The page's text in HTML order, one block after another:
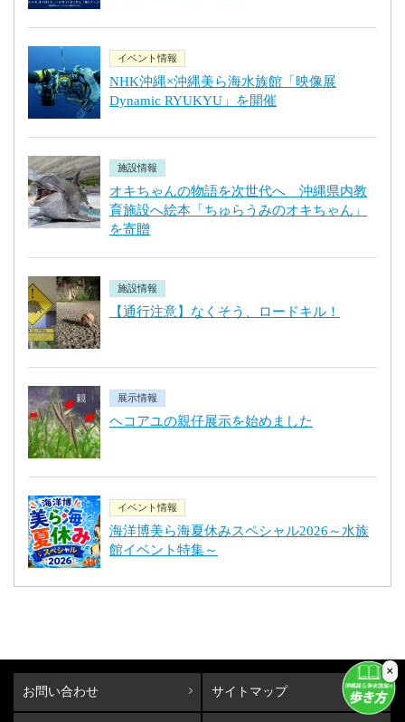
イベント情報
NHK沖縄×沖縄美ら海水族館「映像展
Dynamic RYUKYU」を開催
施設情報
オキちゃんの物語を次世代へ 沖縄県内教
育施設へ絵本「ちゅらうみのオキちゃん」
を寄贈
施設情報
【通行注意】なくそう、ロードキル！
展示情報
ヘコアユの親仔展示を始めました
イベント情報
海洋博美ら海夏休みスペシャル2026～水族
館イベント特集～
×
お問い合わせ サイトマップ